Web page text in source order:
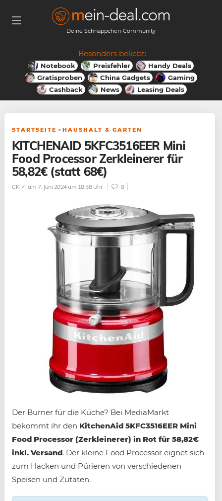
Deine Schnäppchen-Community
Besonders beliebt:
Notebook Preisfehler
Handy Deals
Gratisproben
China Gadgets
Gaming
Cashback
News Leasing Deals
STARTSEITE > HAUSHALT & GARTEN
KITCHENAID 5KFC3516EER Mini
Food Processor Zerkleinerer für
58,82€ (statt 68€)
CK ✓, am 7. Juni 2024 um 18:58 Uhr 8
Der Burner für die Küche? Bei MediaMarkt
bekommt ihr den KitchenAid 5KFC3516EER Mini
Food Processor (Zerkleinerer) in Rot für 58,82€
inkl. Versand. Der kleine Food Processor eignet sich
zum Hacken und Pürieren von verschiedenen
Speisen und Zutaten.